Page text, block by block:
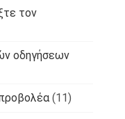
τον
οδηγήσεων
(11)